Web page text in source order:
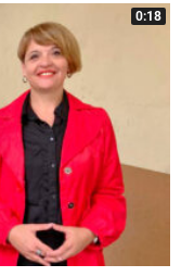
0:18